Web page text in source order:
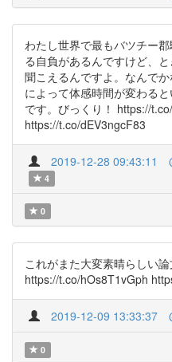
わたし世界で最もバツチー
る自負があるんですけど、
聞こえるんですよ。なんで
によって体感時間が変わる
です。びっくり！ https://
https://t.co/dEV3ngcF83
2019-12-28 09:43:11
4
0
これがまた大変素晴らしい
https://t.co/hOs8T1vGph
2019-12-09 13:33:37
0